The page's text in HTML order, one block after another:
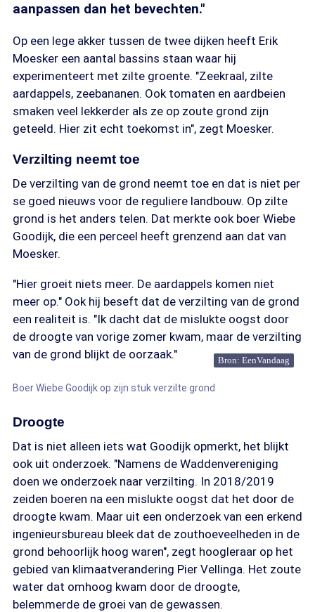
aanpassen dan het bevechten."
Op een lege akker tussen de twee dijken heeft Erik
Moesker een aantal bassins staan waar hij
experimenteert met zilte groente. "Zeekraal, zilte
aardappels, zeebananen. Ook tomaten en aardbeien
smaken veel lekkerder als ze op zoute grond zijn
geteeld. Hier zit echt toekomst in", zegt Moesker.
Verzilting neemt toe
De verzilting van de grond neemt toe en dat is niet per
se goed nieuws voor de reguliere landbouw. Op zilte
grond is het anders telen. Dat merkte ook boer Wiebe
Goodijk, die een perceel heeft grenzend aan dat van
Moesker.
"Hier groeit niets meer. De aardappels komen niet
meer op." Ook hij beseft dat de verzilting van de grond
een realiteit is. "Ik dacht dat de mislukte oogst door
de droogte van vorige zomer kwam, maar de verzilting
van de grond blijkt de oorzaak."
Bron: EenVandaag
Boer Wiebe Goodijk op zijn stuk verzilte grond
Droogte
Dat is niet alleen iets wat Goodijk opmerkt, het blijkt
ook uit onderzoek. "Namens de Waddenvereniging
doen we onderzoek naar verzilting. In 2018/2019
zeiden boeren na een mislukte oogst dat het door de
droogte kwam. Maar uit een onderzoek van een erkend
ingenieursbureau bleek dat de zouthoeveelheden in de
grond behoorlijk hoog waren", zegt hoogleraar op het
gebied van klimaatverandering Pier Vellinga. Het zoute
water dat omhoog kwam door de droogte,
belemmerde de groei van de gewassen.